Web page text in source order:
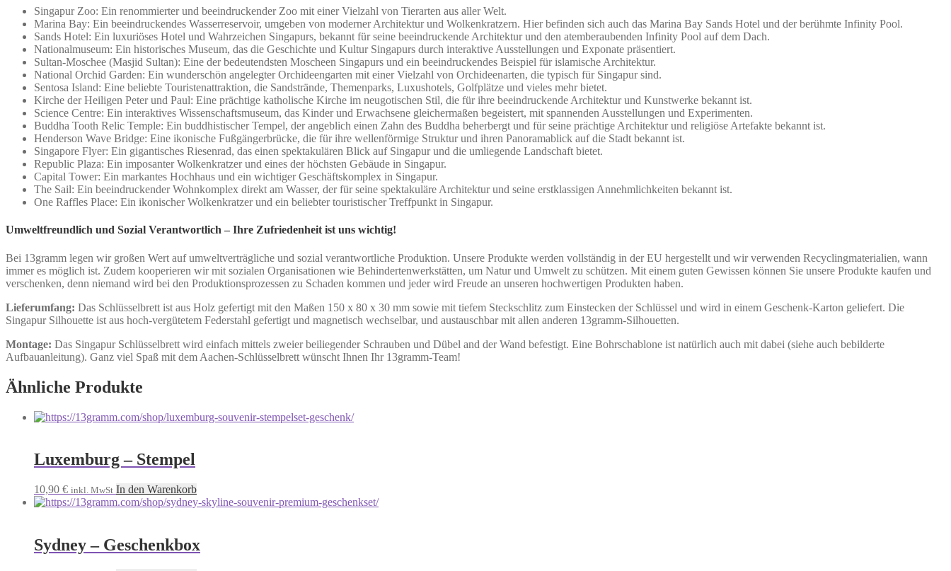
Singapur Zoo: Ein renommierter und beeindruckender Zoo mit einer Vielzahl von Tierarten aus aller Welt.
Marina Bay: Ein beeindruckendes Wasserreservoir, umgeben von moderner Architektur und Wolkenkratzern. Hier befinden sich auch das Marina Bay Sands Hotel und der berühmte Infinity Pool.
Sands Hotel: Ein luxuriöses Hotel und Wahrzeichen Singapurs, bekannt für seine beeindruckende Architektur und den atemberaubenden Infinity Pool auf dem Dach.
Nationalmuseum: Ein historisches Museum, das die Geschichte und Kultur Singapurs durch interaktive Ausstellungen und Exponate präsentiert.
Sultan-Moschee (Masjid Sultan): Eine der bedeutendsten Moscheen Singapurs und ein beeindruckendes Beispiel für islamische Architektur.
National Orchid Garden: Ein wunderschön angelegter Orchideengarten mit einer Vielzahl von Orchideenarten, die typisch für Singapur sind.
Sentosa Island: Eine beliebte Touristenattraktion, die Sandstrände, Themenparks, Luxushotels, Golfplätze und vieles mehr bietet.
Kirche der Heiligen Peter und Paul: Eine prächtige katholische Kirche im neugotischen Stil, die für ihre beeindruckende Architektur und Kunstwerke bekannt ist.
Science Centre: Ein interaktives Wissenschaftsmuseum, das Kinder und Erwachsene gleichermaßen begeistert, mit spannenden Ausstellungen und Experimenten.
Buddha Tooth Relic Temple: Ein buddhistischer Tempel, der angeblich einen Zahn des Buddha beherbergt und für seine prächtige Architektur und religiöse Artefakte bekannt ist.
Henderson Wave Bridge: Eine ikonische Fußgängerbrücke, die für ihre wellenförmige Struktur und ihren Panoramablick auf die Stadt bekannt ist.
Singapore Flyer: Ein gigantisches Riesenrad, das einen spektakulären Blick auf Singapur und die umliegende Landschaft bietet.
Republic Plaza: Ein imposanter Wolkenkratzer und eines der höchsten Gebäude in Singapur.
Capital Tower: Ein markantes Hochhaus und ein wichtiger Geschäftskomplex in Singapur.
The Sail: Ein beeindruckender Wohnkomplex direkt am Wasser, der für seine spektakuläre Architektur und seine erstklassigen Annehmlichkeiten bekannt ist.
One Raffles Place: Ein ikonischer Wolkenkratzer und ein beliebter touristischer Treffpunkt in Singapur.
Umweltfreundlich und Sozial Verantwortlich – Ihre Zufriedenheit ist uns wichtig!
Bei 13gramm legen wir großen Wert auf umweltverträgliche und sozial verantwortliche Produktion. Unsere Produkte werden vollständig in der EU hergestellt und wir verwenden Recyclingmaterialien, wann
immer es möglich ist. Zudem kooperieren wir mit sozialen Organisationen wie Behindertenwerkstätten, um Natur und Umwelt zu schützen. Mit einem guten Gewissen können Sie unsere Produkte kaufen und
verschenken, denn niemand wird bei den Produktionsprozessen zu Schaden kommen und jeder wird Freude an unseren hochwertigen Produkten haben.
Lieferumfang: Das Schlüsselbrett ist aus Holz gefertigt mit den Maßen 150 x 80 x 30 mm sowie mit tiefem Steckschlitz zum Einstecken der Schlüssel und wird in einem Geschenk-Karton geliefert. Die
Singapur Silhouette ist aus hoch-vergütetem Federstahl gefertigt und magnetisch wechselbar, und austauschbar mit allen anderen 13gramm-Silhouetten.
Montage: Das Singapur Schlüsselbrett wird einfach mittels zweier beiliegender Schrauben und Dübel and der Wand befestigt. Eine Bohrschablone ist natürlich auch mit dabei (siehe auch bebilderte
Aufbauanleitung). Ganz viel Spaß mit dem Aachen-Schlüsselbrett wünscht Ihnen Ihr 13gramm-Team!
Ähnliche Produkte
Luxemburg – Stempel
10,90 € inkl. MwSt In den Warenkorb
Sydney – Geschenkbox